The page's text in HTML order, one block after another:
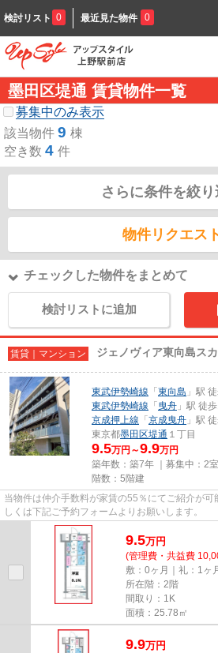
検討リスト 0 最近見た物件 0
墨田区堤通 賃貸物件一覧
募集中のみ表示
該当物件 9 棟
空き数 4 件
さらに条件を絞
物件リクエス
チェックした物件をまとめて
検討リストに追加
賃貸｜マンション ジェノヴィア東向島ス
東武伊勢崎線 「 東向島 」駅
東武伊勢崎線 「 曳舟 」駅 徒
京成押上線 「 京成曳舟 」駅
東京都墨田区堤通 １丁目
9.5万円～9.9万円
築年数：築7年 ｜募集中： 2室
階数：5階建
当物件は仲介手数料が家賃の55％にてご紹介が
しくは下記ご予約フォームよりお願いします。
9.5万円
(管理費・共益費
敷：0ヶ月｜礼：1ヶ
所在階：2階
間取り：1K
面積：25.78㎡
9.9万円